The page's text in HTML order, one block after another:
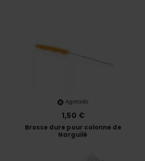
Agotado
1,50 €
Brosse dure pour colonne de
Narguilé